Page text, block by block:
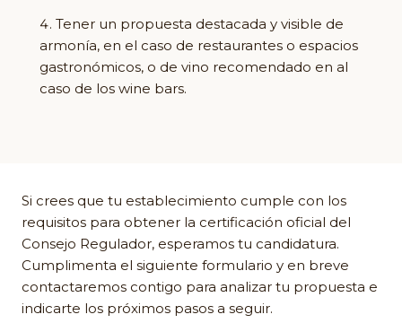
Tener un propuesta destacada y visible de
armonía, en el caso de restaurantes o espacios
gastronómicos, o de vino recomendado en al
caso de los wine bars.
Si crees que tu establecimiento cumple con los
requisitos para obtener la certificación oficial del
Consejo Regulador, esperamos tu candidatura.
Cumplimenta el siguiente formulario y en breve
contactaremos contigo para analizar tu propuesta e
indicarte los próximos pasos a seguir.